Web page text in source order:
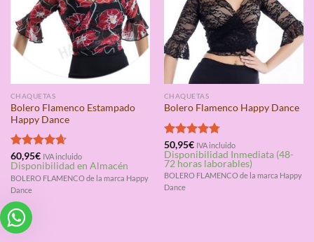
CHAQUETAS
Bolero Flamenco Estampado
Happy Dance
Valorado
con4.67
de 5
60,95€ IVA incluido
Disponibilidad en Almacén
BOLERO FLAMENCO de la marca Happy
Dance
CHAQUETAS
Bolero Flamenco Happy Dance
Valorado
con4.75
de 5
50,95€ IVA incluido
Disponibilidad Inmediata (48-
72 horas laborables)
BOLERO FLAMENCO de la marca Happy
Dance